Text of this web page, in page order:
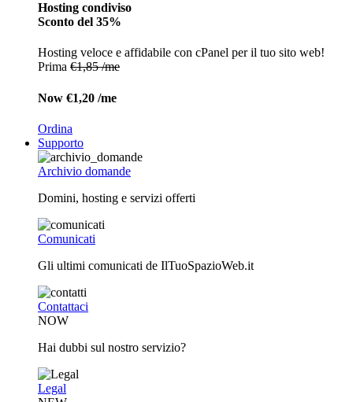
Hosting condiviso
Sconto del 35%
Hosting veloce e affidabile con cPanel per il tuo sito web!
Prima €1,85 /me
Now €1,20 /me
Ordina
Supporto
Archivio domande
Domini, hosting e servizi offerti
Comunicati
Gli ultimi comunicati de IlTuoSpazioWeb.it
Contattaci
NOW
Hai dubbi sul nostro servizio?
Legal